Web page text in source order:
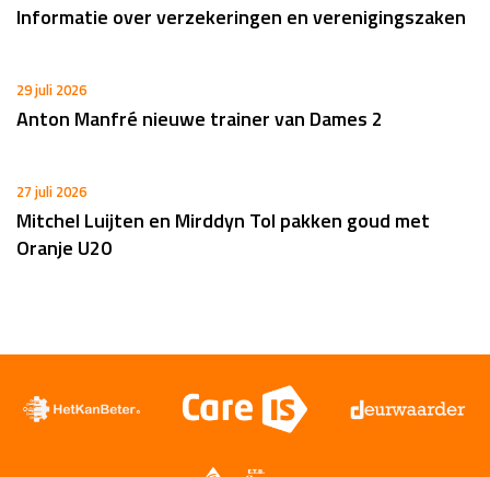
Informatie over verzekeringen en verenigingszaken
29 juli 2026
Anton Manfré nieuwe trainer van Dames 2
27 juli 2026
Mitchel Luijten en Mirddyn Tol pakken goud met
Oranje U20